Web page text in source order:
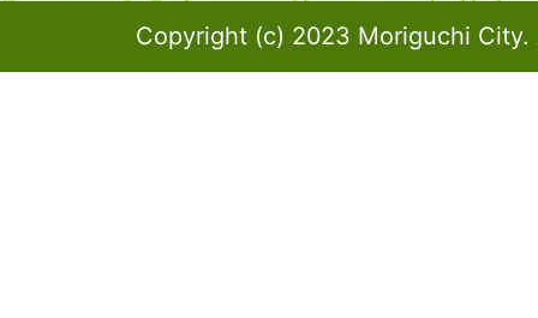
Copyright (c) 2023 Moriguchi City.